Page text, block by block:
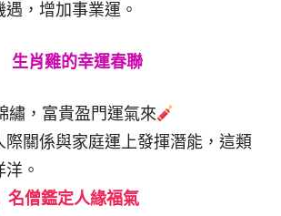
，增加事業運。
生肖雞的幸運春聯
繡，富貴盈門運氣來
際關係與家庭運上發揮潛能，這類
。
名僧鑑定人緣福氣